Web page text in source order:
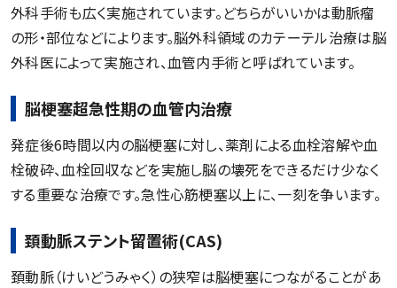
外科手術も広く実施されています。どちらがいいかは動脈瘤
の形・部位などによります。脳外科領域のカテーテル治療は脳
外科医によって実施され、血管内手術と呼ばれています。
脳梗塞超急性期の血管内治療
発症後6時間以内の脳梗塞に対し、薬剤による血栓溶解や血
栓破砕、血栓回収などを実施し脳の壊死をできるだけ少なく
する重要な治療です。急性心筋梗塞以上に、一刻を争います。
頚動脈ステント留置術(CAS)
頚動脈（けいどうみゃく）の狭窄は脳梗塞につながることがあ